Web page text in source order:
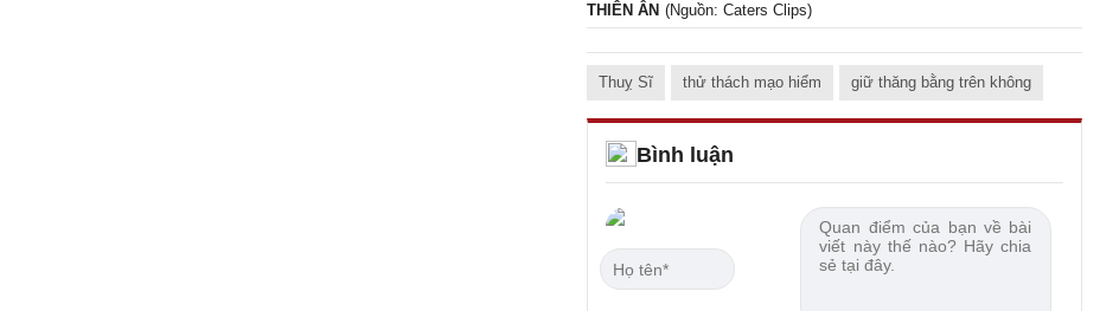
THIÊN ÂN (Nguồn: Caters Clips)
Thuỵ Sĩ thử thách mạo hiểm giữ thăng bằng trên không
Bình luận